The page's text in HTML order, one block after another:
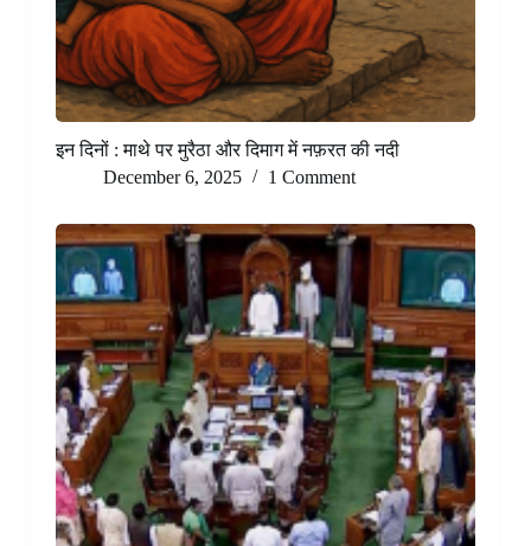
इन दिनों : माथे पर मुरैठा और दिमाग में नफ़रत की नदी
December 6, 2025
1 Comment